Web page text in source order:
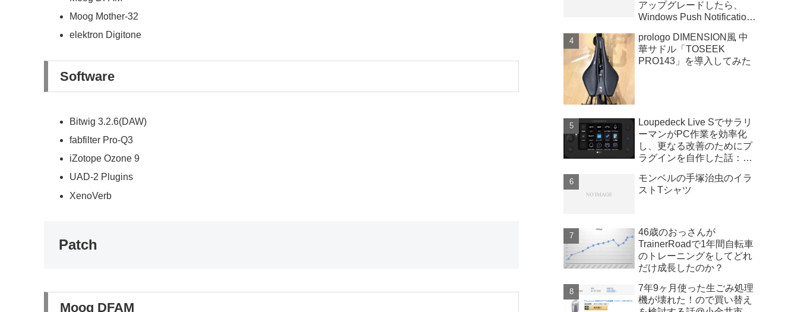
Moog Mother-32
elektron Digitone
Software
Bitwig 3.2.6(DAW)
fabfilter Pro-Q3
iZotope Ozone 9
UAD-2 Plugins
XenoVerb
Patch
Moog DFAM
アップグレードしたら、
Windows Push Notifications
prologo DIMENSION風 中
華サドル「TOSEEK
PRO143」を導入してみた
Loupedeck Live Sでサラリ
ーマンがPC作業を効率化
し、更なる改善のためにプ
ラグインを自作した話：
モンベルの手塚治虫のイラ
ストTシャツ
46歳のおっさんが
TrainerRoadで1年間自転車
のトレーニングをしてどれ
だけ成長したのか？
7年9ヶ月使った生ごみ処理
機が壊れた！ので買い替え